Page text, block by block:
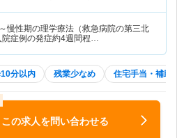
慢性期の理学療法（救急病院の第三北
院症例の発症約4週間程…
分以内 残業少なめ 住宅手当・補助
この求人を問い合わせる